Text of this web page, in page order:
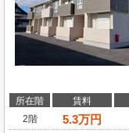
所在階 賃料
2階
5.3万円